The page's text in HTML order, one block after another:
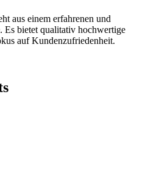
aus einem erfahrenen und
Es bietet qualitativ hochwertige
auf Kundenzufriedenheit.